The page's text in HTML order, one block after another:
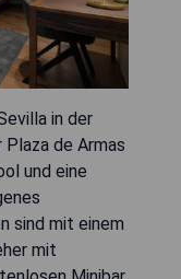
in der
Plaza de Armas
und eine
sind mit einem
mit